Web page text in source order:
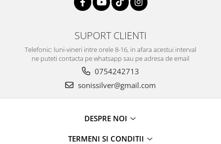
SUPORT CLIENTI
Telefonic: luni-vineri intre orele 8-16, in afara acestui interval
ne puteti contacta pe whatsapp sau pe adresa de email
0754242713
sonissilver@gmail.com
DESPRE NOI
TERMENI SI CONDITII